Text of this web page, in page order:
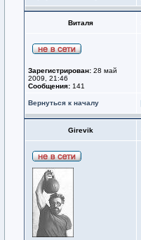
Виталя
Зарегистрирован: 28 май
2009, 21:46
Сообщения: 141
Вернуться к началу
Girevik